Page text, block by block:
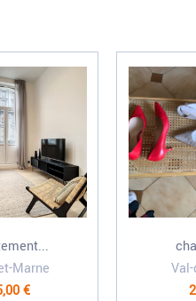
Marne
€